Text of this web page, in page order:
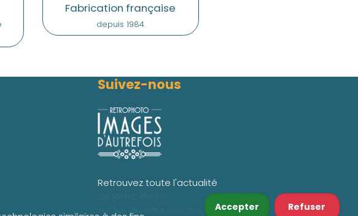
Accepter Refuser
Fabrication française
depuis 1984
Suivez-nous
Retrouvez toute l'actualité